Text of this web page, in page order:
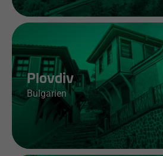
Plovdiv
Bulgarien